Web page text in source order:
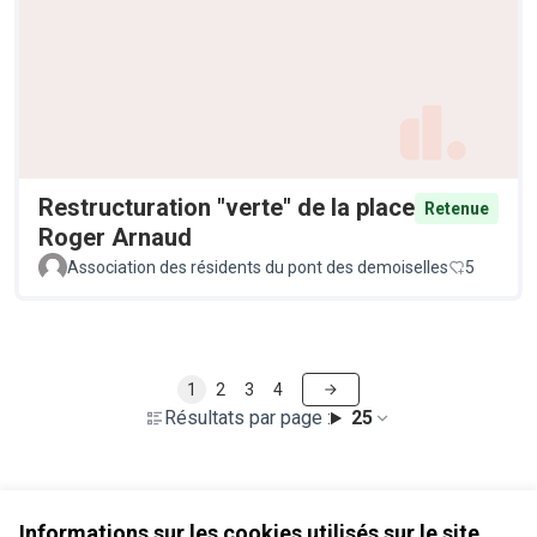
Restructuration "verte" de la place
Roger Arnaud
Retenue
Association des résidents du pont des demoiselles 5
Résultats par page : 25
1 2 3 4